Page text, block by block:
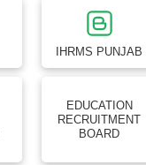
IHRMS PUNJAB
EDUCATION
RECRUITMENT
BOARD